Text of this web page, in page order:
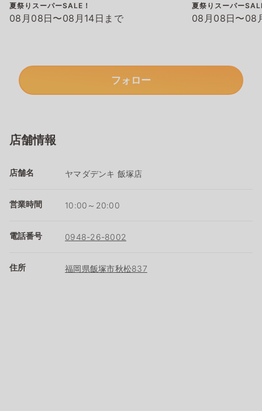
夏祭りスーパーSALE！
08月08日〜08月14日まで
夏祭りスーパー
08月08日〜08
フォロー
店舗情報
店舗名 ヤマダデンキ 飯塚店
営業時間 10:00～20:00
電話番号 0948-26-8002
住所 福岡県飯塚市秋松837